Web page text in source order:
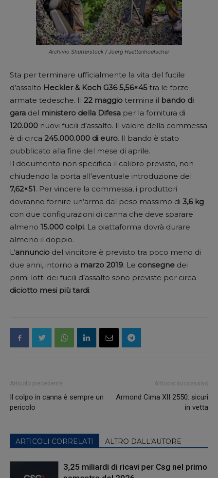
Archivio Shutterstock / Joerg Huettenhoelscher
Sta per terminare ufficialmente la vita del fucile
d’assalto Heckler & Koch G36 5,56×45 tra le forze
armate tedesche. Il 22 maggio termina il bando di
gara del ministero della Difesa per la fornitura di
120.000 nuovi fucili d’assalto. Il valore della commessa
è di circa 245.000.000 di euro. Il bando è stato
pubblicato alla fine del mese di aprile.
Il documento non specifica il calibro previsto, non
chiudendo la porta all’eventuale introduzione del
7,62×51. Per vincere la commessa, i produttori
dovranno fornire un’arma dal peso massimo di 3,6 kg
con due configurazioni di canna che deve sparare
almeno 15.000 colpi. La piattaforma dovrà durare
almeno il doppio.
L’annuncio del vincitore è previsto tra poco meno di
due anni, intorno a marzo 2019. Le consegne dei
primi lotti dei fucili d’assalto sono previste per circa
diciotto mesi più tardi.
Articolo precedente
Il colpo in canna è sempre un
pericolo
Articolo successivo
Armond Cima XII 2550: sicuri
in vetta
ARTICOLI CORRELATI ALTRO DALL'AUTORE
3,25 miliardi di ricavi per Csg nel primo